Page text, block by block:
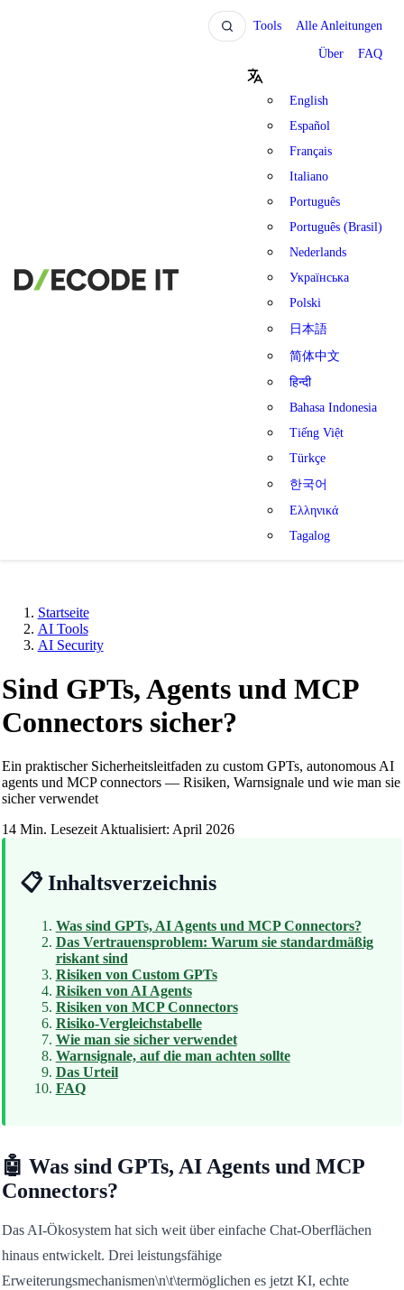
Tools Alle Anleitungen
Über FAQ
English
Español
Français
Italiano
Português
Português (Brasil)
Nederlands
Українська
Polski
日本語
简体中文
हिन्दी
Bahasa Indonesia
Tiếng Việt
Türkçe
한국어
Ελληνικά
Tagalog
Startseite
AI Tools
AI Security
Sind GPTs, Agents und MCP
Connectors sicher?
Ein praktischer Sicherheitsleitfaden zu custom GPTs, autonomous AI
agents und MCP connectors — Risiken, Warnsignale und wie man sie
sicher verwendet
14 Min. Lesezeit Aktualisiert: April 2026
📋 Inhaltsverzeichnis
Was sind GPTs, AI Agents und MCP Connectors?
Das Vertrauensproblem: Warum sie standardmäßig
riskant sind
Risiken von Custom GPTs
Risiken von AI Agents
Risiken von MCP Connectors
Risiko-Vergleichstabelle
Wie man sie sicher verwendet
Warnsignale, auf die man achten sollte
Das Urteil
FAQ
🤖 Was sind GPTs, AI Agents und MCP
Connectors?
Das AI-Ökosystem hat sich weit über einfache Chat-Oberflächen
hinaus entwickelt. Drei leistungsfähige
Erweiterungsmechanismen\n\t\termöglichen es jetzt KI, echte